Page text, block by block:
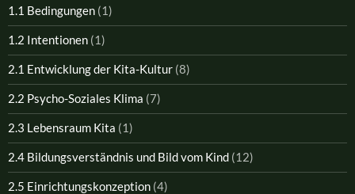
1.1 Bedingungen (1)
1.2 Intentionen (1)
2.1 Entwicklung der Kita-Kultur (8)
2.2 Psycho-Soziales Klima (7)
2.3 Lebensraum Kita (1)
2.4 Bildungsverständnis und Bild vom Kind (12)
2.5 Einrichtungskonzeption (4)